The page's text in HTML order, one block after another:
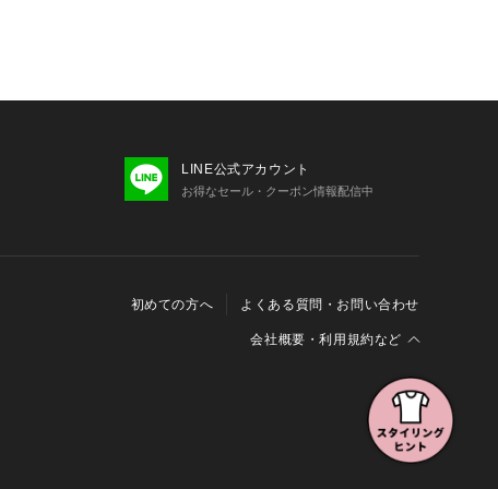
LINE公式アカウント
お得なセール・クーポン情報配信中
初めての方へ よくある質問・お問い合わせ
会社概要・利用規約など
特定商取引に関する法律に基づく表示
Cookieおよびアクセスログについて
三井不動産グループ ソーシャルメディアガイドライン